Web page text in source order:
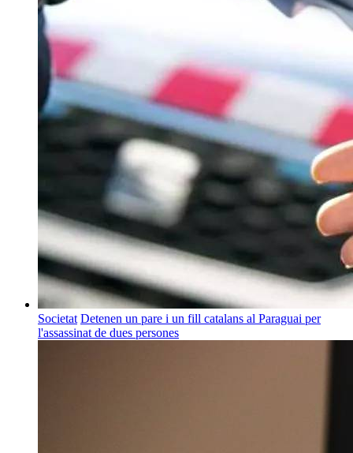
Societat Detenen un pare i un fill catalans al Paraguai per
l'assassinat de dues persones